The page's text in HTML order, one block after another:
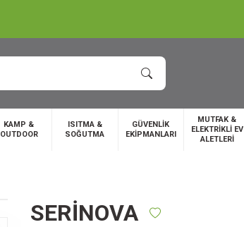
KAMP &
OUTDOOR
ISITMA &
SOĞUTMA
GÜVENLİK
EKİPMANLARI
MUTFAK &
ELEKTRİKLİ EV
ALETLERİ
SERİNOVA